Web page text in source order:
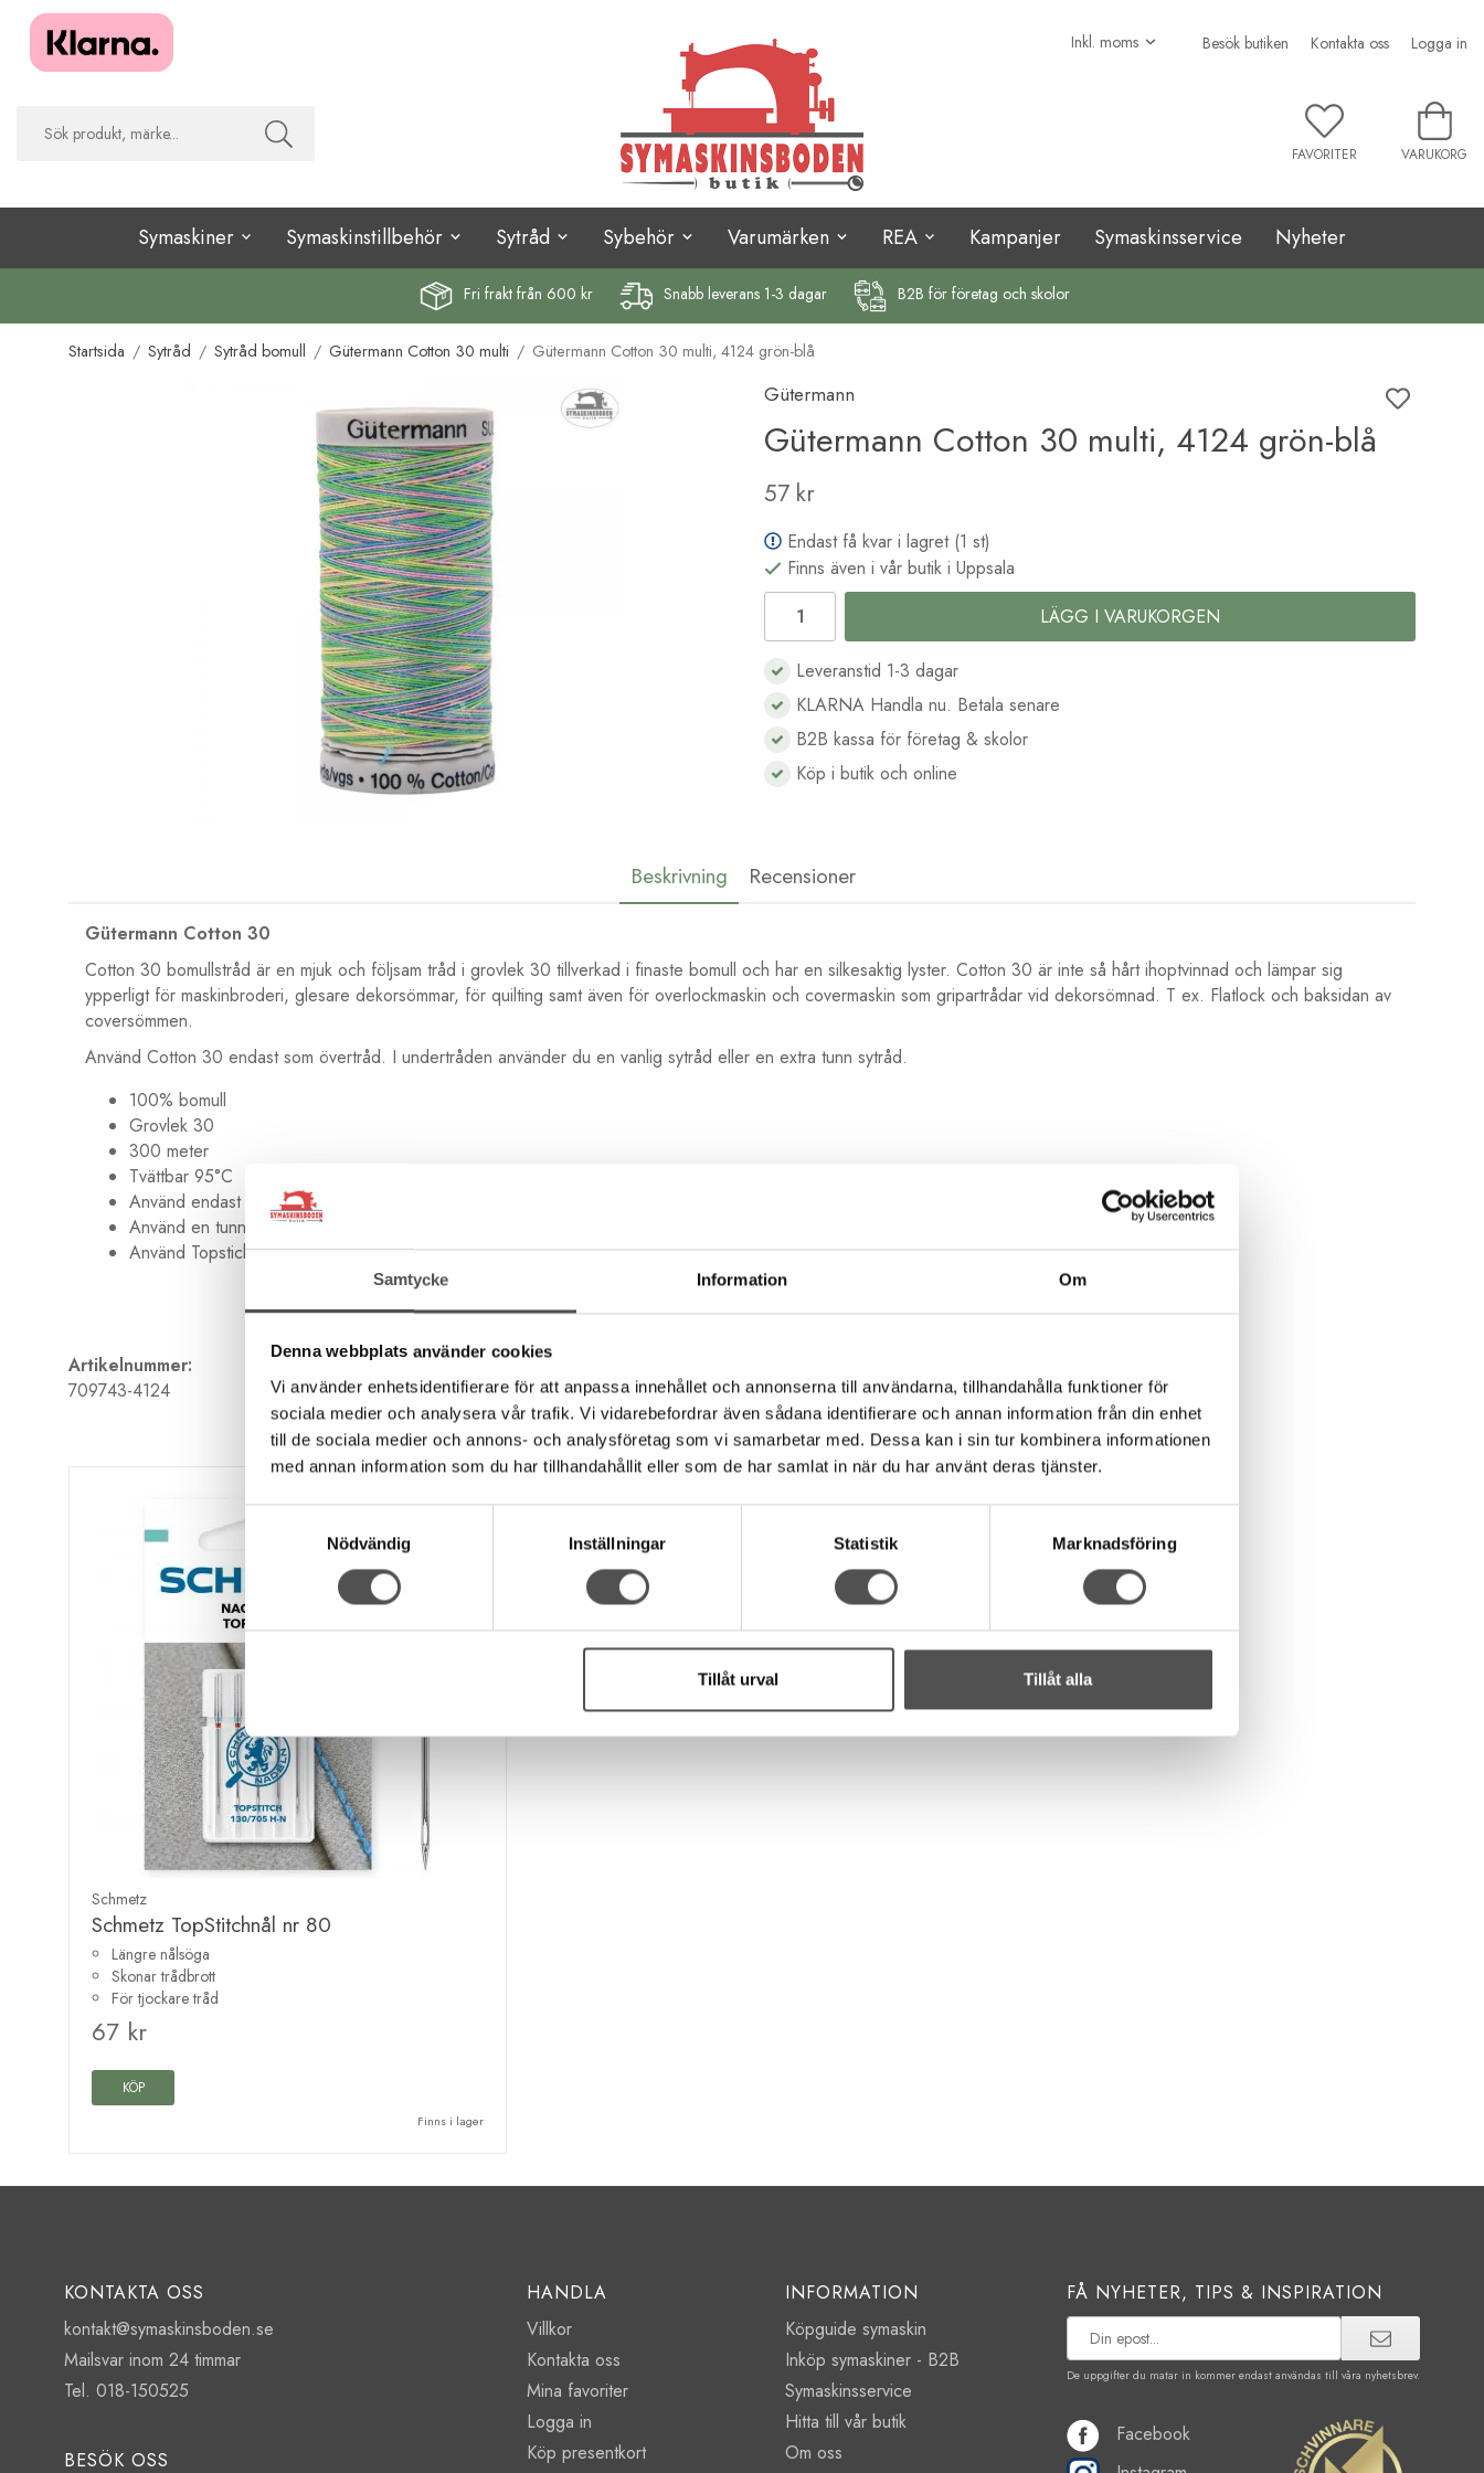
Samtycke Information Om
Denna webbplats använder cookies
Vi använder enhetsidentifierare för att anpassa innehållet och annonserna till användarna, tillhandahålla funktioner för
sociala medier och analysera vår trafik. Vi vidarebefordrar även sådana identifierare och annan information från din enhet
till de sociala medier och annons- och analysföretag som vi samarbetar med. Dessa kan i sin tur kombinera informationen
med annan information som du har tillhandahållit eller som de har samlat in när du har använt deras tjänster.
Nödvändig
Inställningar Statistik Marknadsföring
Tillåt urval Tillåt alla
Besök butiken Kontakta oss Logga in
FAVORITER VARUKORG
Symaskiner Symaskinstillbehör Sytråd Sybehör Varumärken REA Kampanjer Symaskinsservice Nyheter
Fri fraktfrån 600 kr Snabb leverans 1-3 dagar B2B för företag och skolor
Startsida / Sytråd / Sytråd bomull / Gütermann Cotton 30 multi / Gütermann Cotton 30 multi, 4124 grön-blå
Gütermann
Gütermann Cotton 30 multi, 4124 grön-blå
57 kr
Endast få kvar i lagret (1 st)
Finns även i vår butik i Uppsala
LÄGG I VARUKORGEN
Leveranstid 1-3 dagar
KLARNA Handla nu. Betala senare
B2B kassa för företag & skolor
Köp i butik och online
Beskrivning Recensioner
Gütermann Cotton 30
Cotton 30 bomullstråd är en mjuk och följsam tråd i grovlek 30 tillverkad i finaste bomull och har en silkesaktig lyster. Cotton 30 är inte så hårt ihoptvinnad och lämpar sig
ypperligt för maskinbroderi, glesare dekorsömmar, för quilting samt även för overlockmaskin och covermaskin som gripartrådar vid dekorsömnad. T ex. Flatlock och baksidan av
coversömmen.
Använd Cotton 30 endast som övertråd. I undertråden använder du en vanlig sytråd eller en extra tunn sytråd.
100% bomull
Grovlek 30
300 meter
Tvättbar 95°C
Använd endast som övertråd
Använd en tunn undertråd
Använd Topstichnål Nr 90
Artikelnummer:
709743-4124
Rekommenderade tillbehör till denna produkt
Schmetz
Schmetz TopStitchnål nr 80
Längre nålsöga
Skonar trådbrott
För tjockare tråd
67 kr
KÖP
Finns i lager
KONTAKTA OSS
kontakt@symaskinsboden.se
Mailsvar inom 24 timmar
Tel. 018-150525
BESÖK OSS
HANDLA
Villkor
Kontakta oss
Mina favoriter
Logga in
Köp presentkort
INFORMATION
Köpguide symaskin
Inköp symaskiner - B2B
Symaskinsservice
Hitta till vår butik
Om oss
FÅ NYHETER, TIPS & INSPIRATION
De uppgifter du matar in kommer endast användas till våra nyhetsbrev.
Facebook